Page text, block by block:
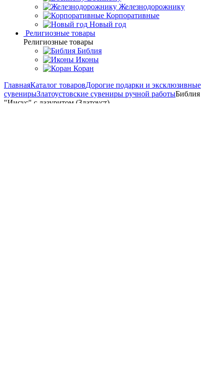
Железнодорожнику
Корпоративные
Новый год
Религиозные товары
Религиозные товары
Библия
Иконы
Коран
ГлавнаяКаталог товаровДорогие подарки и эксклюзивные
сувенирыЗлатоустовские сувениры ручной работыБиблия
"Иисус" с лазуритом (Златоуст)